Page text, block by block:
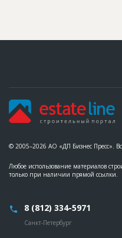
© 2005–2026 АО «ДП Бизнес Пресс».
Любое использование материалов
только при наличии прямой ссылки.
8 (812) 334-5971
Санкт-Петербург